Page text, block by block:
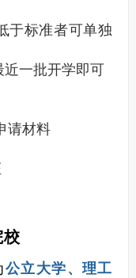
于标准者可单独
一批开学即可
请材料
公立大学、理工